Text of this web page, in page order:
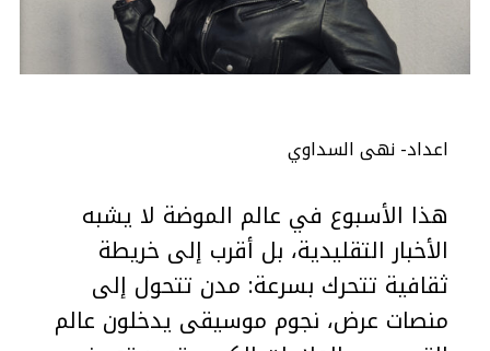
اعداد- نهى السداوي
هذا الأسبوع في عالم الموضة لا يشبه
الأخبار التقليدية، بل أقرب إلى خريطة
ثقافية تتحرك بسرعة: مدن تتحول إلى
منصات عرض، نجوم موسيقى يدخلون عالم